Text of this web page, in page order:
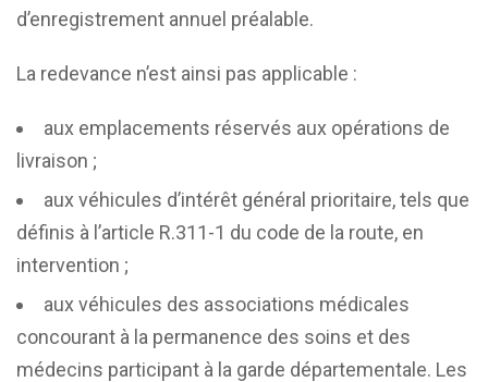
d’enregistrement annuel préalable.
La redevance n’est ainsi pas applicable :
aux emplacements réservés aux opérations de
livraison ;
aux véhicules d’intérêt général prioritaire, tels que
définis à l’article R.311-1 du code de la route, en
intervention ;
aux véhicules des associations médicales
concourant à la permanence des soins et des
médecins participant à la garde départementale. Les